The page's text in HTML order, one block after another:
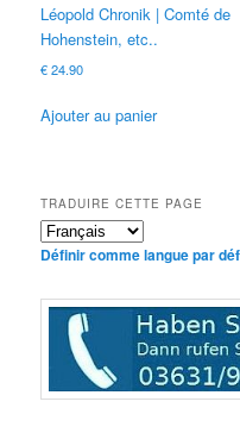
Léopold Chronik | Comté de
Hohenstein, etc..
€24.90
Ajouter au panier
TRADUIRE CETTE PAGE
Définir comme langue par